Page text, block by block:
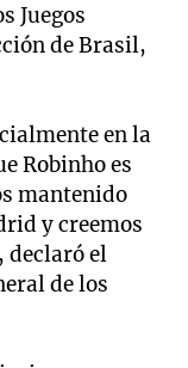
Juegos
de Brasil,
en la
Robinho es
mantenido
y creemos
declaró el
de los